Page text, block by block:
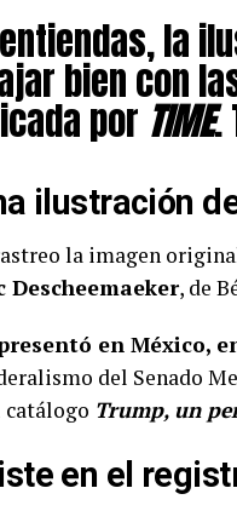
la
bien con
por TIME.
ilustración
la imagen
, de
en México,
del Senado
Trump, un
en el